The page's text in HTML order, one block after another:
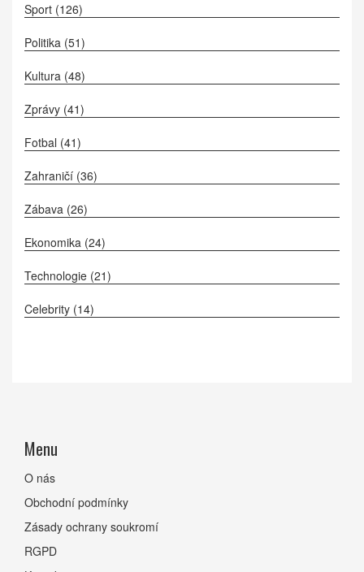
Sport (126)
Politika (51)
Kultura (48)
Zprávy (41)
Fotbal (41)
Zahraničí (36)
Zábava (26)
Ekonomika (24)
Technologie (21)
Celebrity (14)
Menu
O nás
Obchodní podmínky
Zásady ochrany soukromí
RGPD